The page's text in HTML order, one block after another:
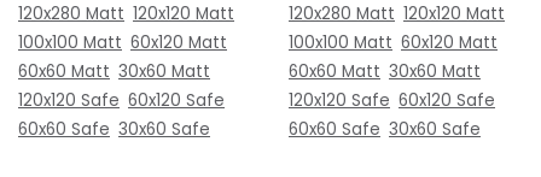
120x280 Matt 120x120 Matt
100x100 Matt 60x120 Matt
60x60 Matt 30x60 Matt
120x120 Safe 60x120 Safe
60x60 Safe 30x60 Safe
120x280 Matt 120x120 Matt
100x100 Matt 60x120 Matt
60x60 Matt 30x60 Matt
120x120 Safe 60x120 Safe
60x60 Safe 30x60 Safe